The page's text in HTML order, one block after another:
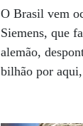
O Brasil vem
Siemens, que
alemão,
bilhão por